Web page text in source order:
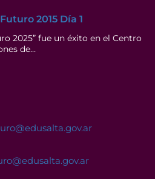
2015 Día 1
2025” fue un éxito en el Centro
de…